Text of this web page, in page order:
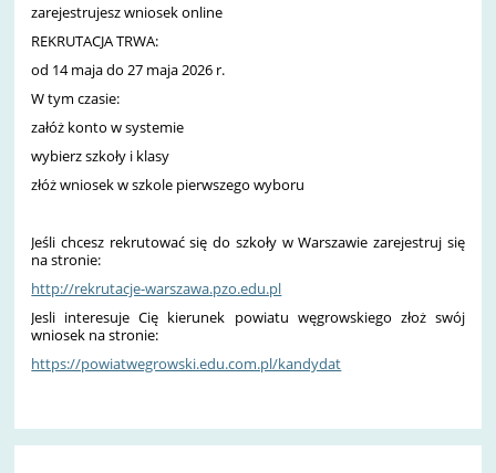
zarejestrujesz wniosek online
REKRUTACJA TRWA:
od 14 maja do 27 maja 2026 r.
W tym czasie:
załóż konto w systemie
wybierz szkoły i klasy
złóż wniosek w szkole pierwszego wyboru
Jeśli chcesz rekrutować się do szkoły w Warszawie zarejestruj się
na stronie:
http://rekrutacje-warszawa.pzo.edu.pl
Jesli interesuje Cię kierunek powiatu węgrowskiego złoż swój
wniosek na stronie:
https://powiatwegrowski.edu.com.pl/kandydat